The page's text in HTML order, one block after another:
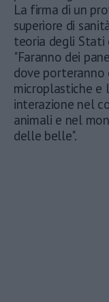
La firma di un
superiore di
teoria degli Stati
"Faranno dei
dove porteranno
microplastiche e
interazione nel
animali e nel
delle belle".